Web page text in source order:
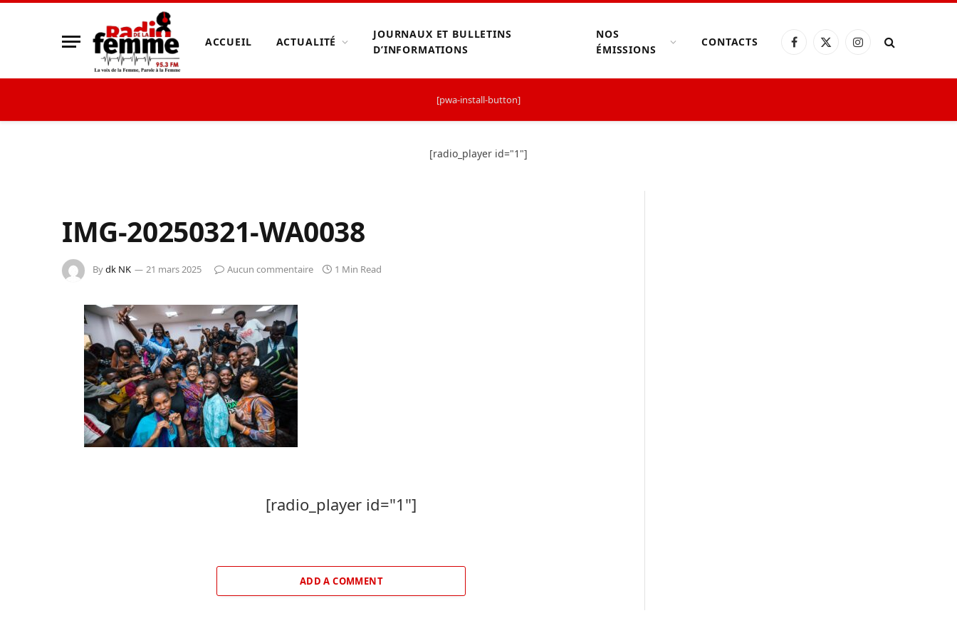
ACCUEIL ACTUALITÉ
JOURNAUX ET BULLETINS
D’INFORMATIONS
NOS
ÉMISSIONS
CONTACTS Facebook
X
Instagram
[pwa-install-button]
[radio_player id="1"]
IMG-20250321-WA0038
Bydk NK 21 mars 2025 Aucun commentaire 1 Min Read
[radio_player id="1"]
ADD A COMMENT